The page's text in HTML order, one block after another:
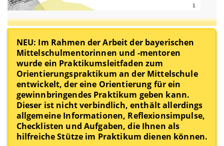
NEU: Im Rahmen der Arbeit der bayerischen
Mittelschulmentorinnen und -mentoren
wurde ein Praktikumsleitfaden zum
Orientierungspraktikum an der Mittelschule
entwickelt, der eine Orientierung für ein
gewinnbringendes Praktikum geben kann.
Dieser ist nicht verbindlich, enthält allerdings
allgemeine Informationen, Reflexionsimpulse,
Checklisten und Aufgaben, die Ihnen als
hilfreiche Stütze im Praktikum dienen können.